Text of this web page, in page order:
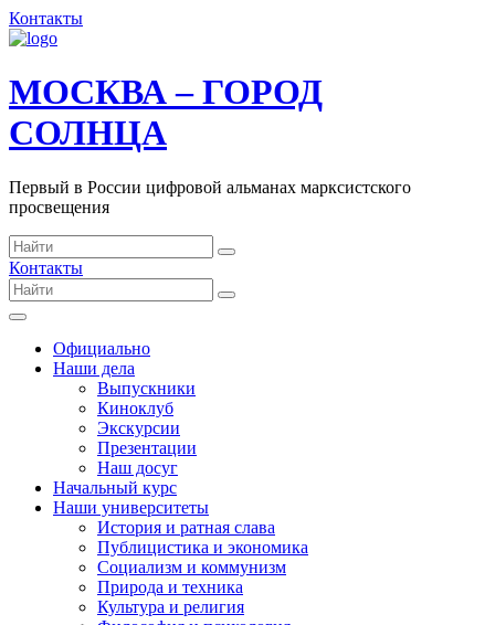
Контакты
МОСКВА – ГОРОД
СОЛНЦА
Первый в России цифровой альманах марксистского
просвещения
Контакты
Официально
Наши дела
Выпускники
Киноклуб
Экскурсии
Презентации
Наш досуг
Начальный курс
Наши университеты
История и ратная слава
Публицистика и экономика
Социализм и коммунизм
Природа и техника
Культура и религия